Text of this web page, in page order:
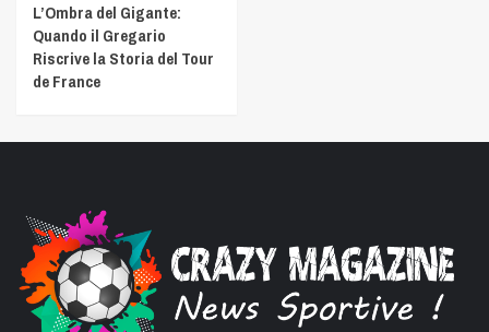
L’Ombra del Gigante:
Quando il Gregario
Riscrive la Storia del Tour
de France